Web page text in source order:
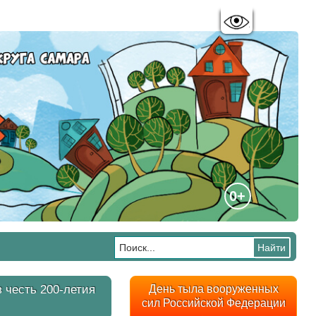
0+
200-летия
День тыла вооруженных
сил Российской Федерации